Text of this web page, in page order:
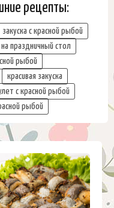
рецепты:
закуска с красной рыбой
на праздничный стол
рыбой
красивая закуска
с красной рыбой
рыбой